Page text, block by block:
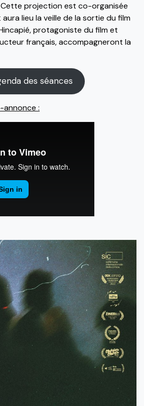
Cette projection est co-organisée
aura lieu la veille de la sortie du film
protagoniste du film et
français, accompagneront la
des séances
annonce :